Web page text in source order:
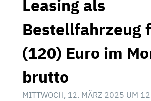
Leasing als
Bestellfahrzeug
(120) Euro im
brutto
MITTWOCH, 12. MÄRZ 2025 UM